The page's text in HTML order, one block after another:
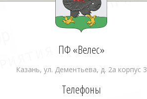
ПФ «Велес»
Казань, ул. Дементьева, д. 2а корпус 3
Телефоны